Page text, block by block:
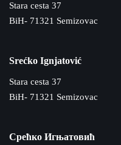
Stara cesta 37
BiH- 71321 Semizovac
Srećko Ignjatović
Stara cesta 37
BiH- 71321 Semizovac
Срећко Игњатовић